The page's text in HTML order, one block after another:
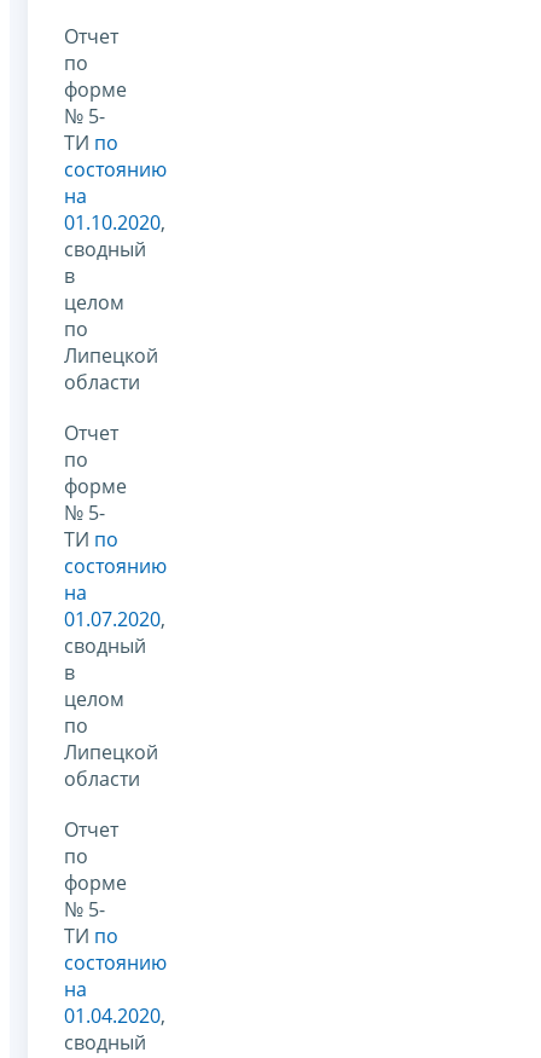
Отчет
по
форме
№ 5-
ТИ по
состоянию
на
01.10.2020,
сводный
в
целом
по
Липецкой
области
Отчет
по
форме
№ 5-
ТИ по
состоянию
на
01.07.2020,
сводный
в
целом
по
Липецкой
области
Отчет
по
форме
№ 5-
ТИ по
состоянию
на
01.04.2020,
сводный